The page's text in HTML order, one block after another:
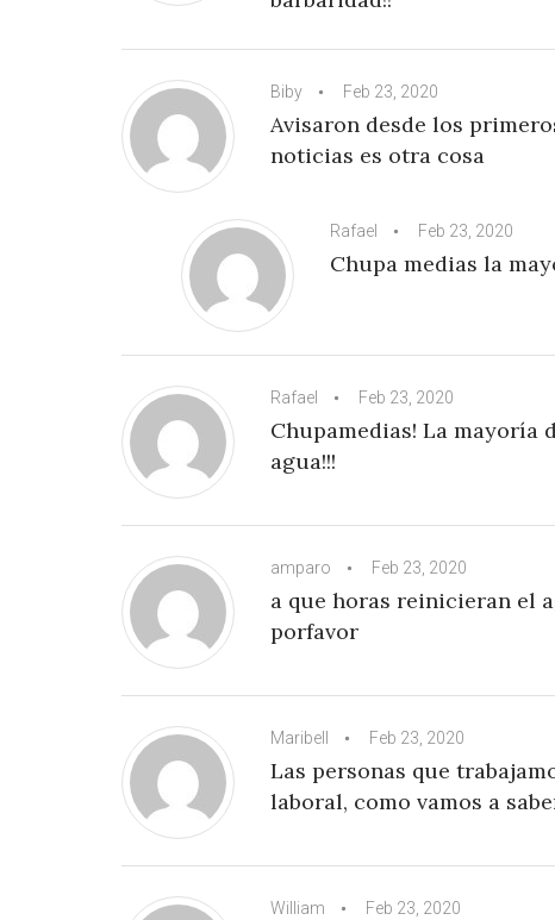
Biby Feb 23, 2020
Avisaron desde los
noticias es otra cosa
Rafael Feb 23, 2020
Chupa medias la
Rafael Feb 23, 2020
Chupamedias! La mayoría
agua!!!
amparo Feb 23, 2020
a que horas reinicieran el
porfavor
Maribell Feb 23, 2020
Las personas que
laboral, como vamos a
William Feb 23, 2020